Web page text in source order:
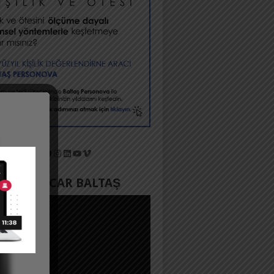
Facebook
Instagram
LinkedIn
YouTube
Vimeo
ACAR BALTAŞ